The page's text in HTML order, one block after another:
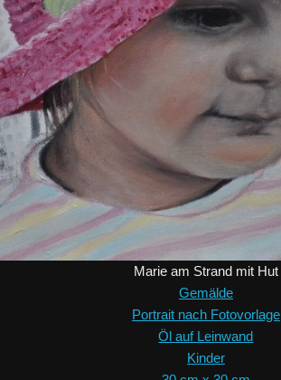
Marie am Strand mit Hut
Gemälde
Portrait nach Fotovorlage
Öl auf Leinwand
Kinder